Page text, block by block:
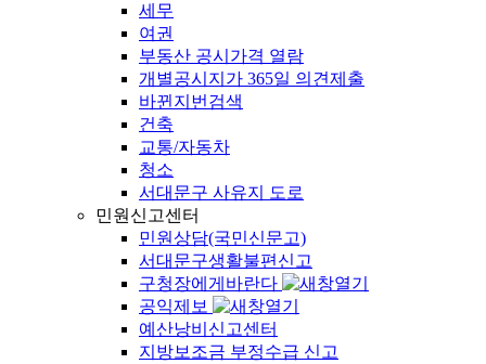
세무
여권
부동산 공시가격 열람
개별공시지가 365일 의견제출
바뀐지번검색
건축
교통/자동차
청소
서대문구 사유지 도로
민원신고센터
민원상담(국민신문고)
서대문구생활불편신고
구청장에게바란다
공익제보
예산낭비신고센터
지방보조금 부정수급 신고